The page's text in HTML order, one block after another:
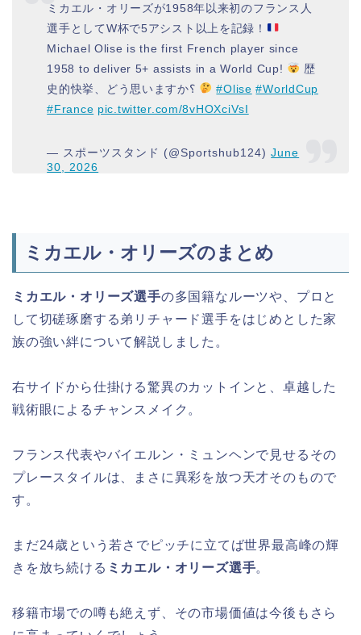
ミカエル・オリーズが1958年以来初のフランス人
選手としてW杯で5アシスト以上を記録！
Michael Olise is the first French player since
1958 to deliver 5+ assists in a World Cup!
歴
#Olise #WorldCup
#France pic.twitter.com/8vHOXciVsI
— スポーツスタンド (@Sportshub124)June
30, 2026
ミカエル・オリーズのまとめ
ミカエル・オリーズ選手の多国籍なルーツや、プロと
して切磋琢磨する弟リチャード選手をはじめとした家
族の強い絆について解説しました。
右サイドから仕掛ける驚異のカットインと、卓越した
戦術眼によるチャンスメイク。
フランス代表やバイエルン・ミュンヘンで見せるその
プレースタイルは、まさに異彩を放つ天才そのもので
す。
まだ24歳という若さでピッチに立てば世界最高峰の輝
きを放ち続ける ミカエル・オリーズ選手。
移籍市場での噂も絶えず、その市場価値は今後もさら